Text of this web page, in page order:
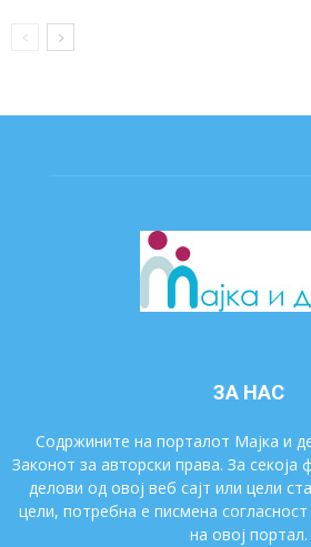
ЗА НАС
Содржините на порталот Мајка и
Законот за авторски права. За
делови од овој веб сајт или цели
цели, потребна е писмена
на овој портал.